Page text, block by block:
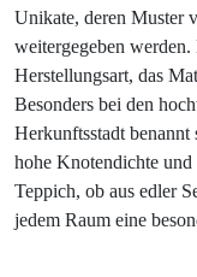
Unikate, deren Muster
weitergegeben
Herstellungsart, das
Besonders bei den
Herkunftsstadt benannt
hohe Knotendichte
Teppich, ob aus edler
jedem Raum eine